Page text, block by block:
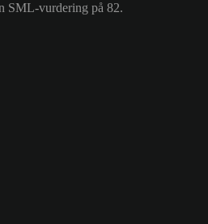
SML-vurdering på 82.